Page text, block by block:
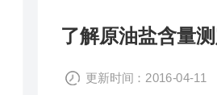
了解原油盐含量
更新时间：2016-04-11